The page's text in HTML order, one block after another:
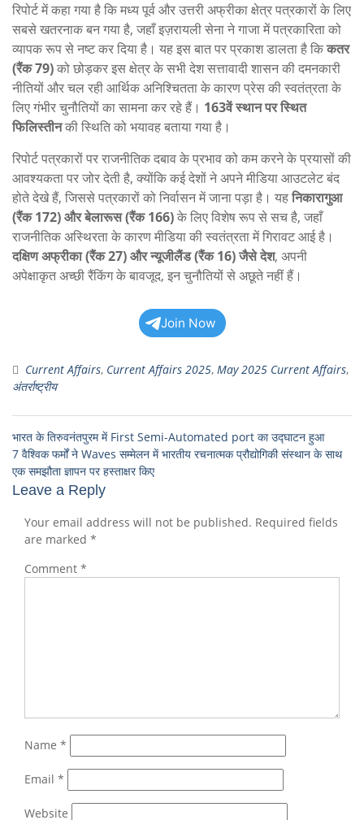
रिपोर्ट में कहा गया है कि मध्य पूर्व और उत्तरी अफ्रीका क्षेत्र पत्रकारों के लिए
सबसे खतरनाक बन गया है, जहाँ इज़रायली सेना ने गाजा में पत्रकारिता को
व्यापक रूप से नष्ट कर दिया है। यह इस बात पर प्रकाश डालता है किकतर
(रैंक 79)को छोड़कर इस क्षेत्र के सभी देश सत्तावादी शासन की दमनकारी
नीतियों और चल रही आर्थिक अनिश्चितता के कारण प्रेस की स्वतंत्रता के
लिए गंभीर चुनौतियों का सामना कर रहे हैं। 163वें स्थान पर स्थित
फिलिस्तीनकी स्थिति को भयावह बताया गया है।
रिपोर्ट पत्रकारों पर राजनीतिक दबाव के प्रभाव को कम करने के प्रयासों की
आवश्यकता पर जोर देती है, क्योंकि कई देशों ने अपने मीडिया आउटलेट बंद
होते देखे हैं, जिससे पत्रकारों को निर्वासन में जाना पड़ा है। यहनिकारागुआ
(रैंक 172) और बेलारूस (रैंक 166)के लिए विशेष रूप से सच है, जहाँ
राजनीतिक अस्थिरता के कारण मीडिया की स्वतंत्रता में गिरावट आई है।
दक्षिण अफ्रीका (रैंक 27) और न्यूजीलैंड (रैंक 16) जैसे देश, अपनी
अपेक्षाकृत अच्छी रैंकिंग के बावजूद, इन चुनौतियों से अछूते नहीं हैं।
Join Now
Current Affairs, Current Affairs 2025, May 2025 Current Affairs,
अंतर्राष्ट्रीय
भारत के तिरुवनंतपुरम में First Semi-Automated port का उद्घाटन हुआ
7 वैश्विक फर्मों ने Waves सम्मेलन में भारतीय रचनात्मक प्रौद्योगिकी संस्थान के साथ
एक समझौता ज्ञापन पर हस्ताक्षर किए
Leave a Reply
Your email address will not be published. Required fields
are marked *
Comment *
Name *
Email *
Website